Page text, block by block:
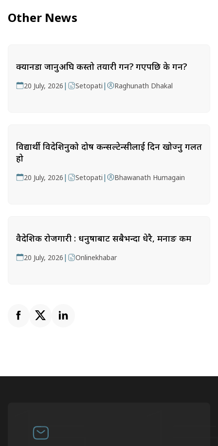
Other News
क्यानडा जानुअघि कस्तो तयारी गर्ने? गएपछि के गर्ने?
20 July, 2026 | Setopati | Raghunath Dhakal
विद्यार्थी विदेशिनुको दोष कन्सल्टेन्सीलाई दिन खोज्नु गलत
हो
20 July, 2026 | Setopati | Bhawanath Humagain
वैदेशिक रोजगारी : धनुषाबाट सबैभन्दा धेरै, मनाङ कम
20 July, 2026 | Onlinekhabar